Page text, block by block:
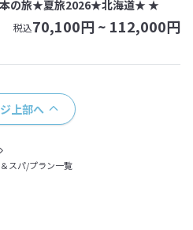
本の旅★夏旅2026★北海道★ ★
税込70,100円 ~ 112,000円
上部へ
スパ/プラン一覧